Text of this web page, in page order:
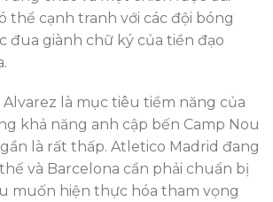
thể cạnh tranh với các đội bóng
đua giành chữ ký của tiền đạo
Alvarez là mục tiêu tiềm năng của
khả năng anh cập bến Camp Nou
là rất thấp. Atletico Madrid đang
và Barcelona cần phải chuẩn bị
muốn hiện thực hóa tham vọng